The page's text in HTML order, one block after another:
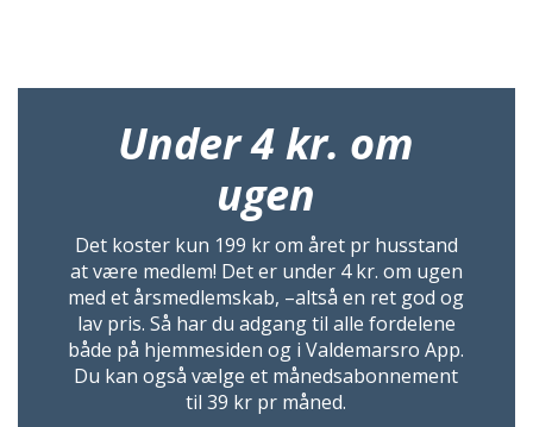
Under 4 kr. om
ugen
Det koster kun 199 kr om året pr husstand
at være medlem! Det er under 4 kr. om ugen
med et årsmedlemskab, –altså en ret god og
lav pris. Så har du adgang til alle fordelene
både på hjemmesiden og i Valdemarsro App.
Du kan også vælge et månedsabonnement
til 39 kr pr måned.